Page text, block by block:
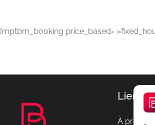
[mptbm_booking price_based=
Liens
À propos